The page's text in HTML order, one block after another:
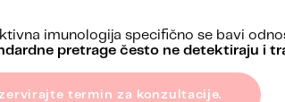
imunologija specifično se bavi
pretrage često ne detektiraju i
termin za konzultacije.